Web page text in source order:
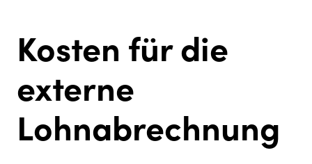
Kosten für die
externe
Lohnabrechnung